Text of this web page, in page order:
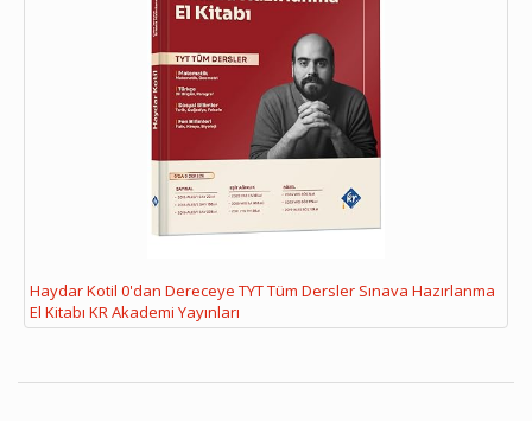
Haydar Kotil 0'dan Dereceye TYT Tüm Dersler Sınava Hazırlanma
El Kitabı KR Akademi Yayınları